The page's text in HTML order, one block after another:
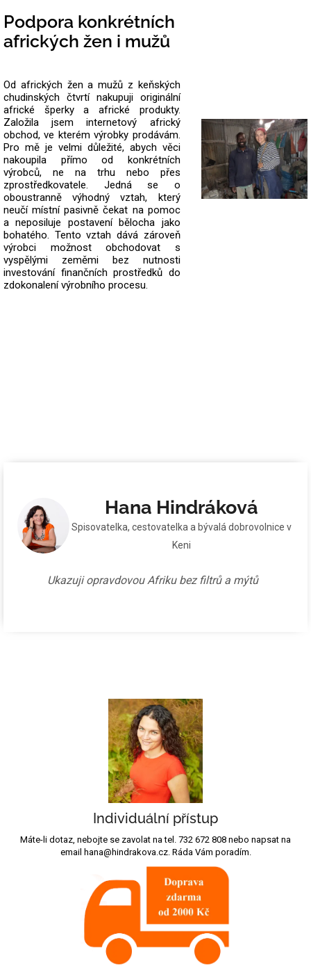
Podpora konkrétních
afrických žen i mužů
Od afrických žen a mužů z keňských
chudinských čtvrtí nakupuji originální
africké šperky a africké produkty.
Založila jsem internetový africký
obchod, ve kterém výrobky prodávám.
Pro mě je velmi důležité, abych věci
nakoupila přímo od konkrétních
výrobců, ne na trhu nebo přes
zprostředkovatele. Jedná se o
oboustranně výhodný vztah, který
neučí místní pasivně čekat na pomoc
a neposiluje postavení bělocha jako
bohatého. Tento vztah dává zároveň
výrobci možnost obchodovat s
vyspělými zeměmi bez nutnosti
investování finančních prostředků do
zdokonalení výrobního procesu.
Hana Hindráková
Spisovatelka, cestovatelka a bývalá dobrovolnice v
Keni
Ukazuji opravdovou Afriku bez filtrů a mýtů
Individuální přístup
Máte-li dotaz, nebojte se zavolat na tel. 732 672 808 nebo napsat na
email hana@hindrakova.cz. Ráda Vám poradím.